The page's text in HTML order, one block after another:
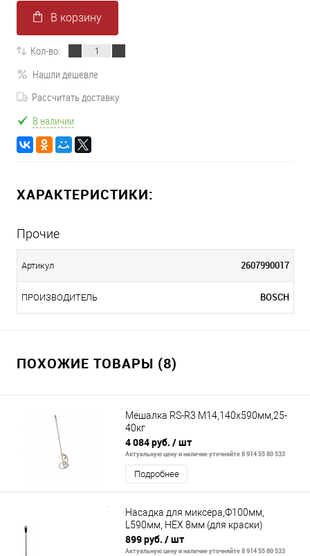
В корзину
Кол-во:
Нашли дешевле
Рассчитать доставку
В наличии
ХАРАКТЕРИСТИКИ:
Прочие
Артикул 2607990017
ПРОИЗВОДИТЕЛЬ BOSCH
ПОХОЖИЕ ТОВАРЫ (8)
Мешалка RS-R3 M14,140x590мм,25-
40кг
4 084 руб. / шт
Актуальную цену и наличие уточняйте 8 914 55 80 533
Подробнее
Насадка для миксера,Ф100мм,
L590мм, HЕХ 8мм (для краски)
899 руб. / шт
Актуальную цену и наличие уточняйте 8 914 55 80 533